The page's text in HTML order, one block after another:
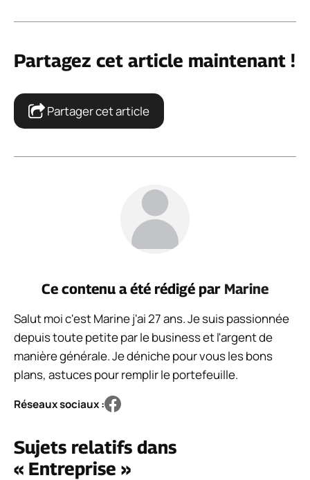
Partagez cet article maintenant !
Partager cet article
Ce contenu a été rédigé par Marine
Salut moi c'est Marine j'ai 27 ans. Je suis passionnée
depuis toute petite par le business et l'argent de
manière générale. Je déniche pour vous les bons
plans, astuces pour remplir le portefeuille.
Réseaux sociaux :
Sujets relatifs dans
« Entreprise »